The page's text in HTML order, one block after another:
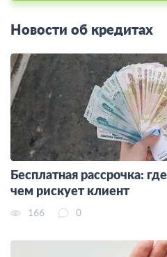
Новости об кредитах
Бесплатная рассрочка:
чем рискует клиент
166 0